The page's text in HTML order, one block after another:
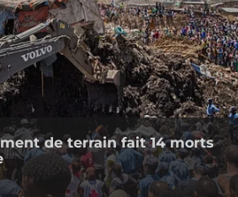
de terrain fait 14 morts